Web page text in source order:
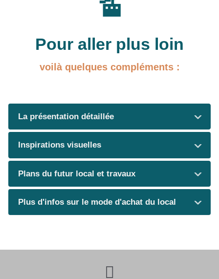
🚡
Pour aller plus loin
voilà quelques compléments :
La présentation détaillée
Inspirations visuelles
Plans du futur local et travaux
Plus d'infos sur le mode d'achat du local